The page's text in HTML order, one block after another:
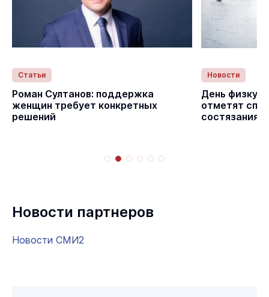
Статьи
Роман Султанов: поддержка
женщин требует конкретных
решений
Новости
День
отметят
Новости партнеров
Новости СМИ2